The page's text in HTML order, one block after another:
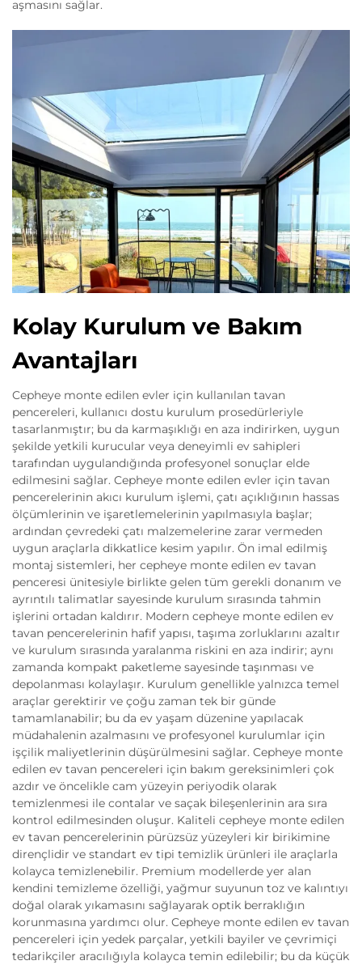
aşmasını sağlar.
Kolay Kurulum ve Bakım
Avantajları
Cepheye monte edilen evler için kullanılan tavan
pencereleri, kullanıcı dostu kurulum prosedürleriyle
tasarlanmıştır; bu da karmaşıklığı en aza indirirken, uygun
şekilde yetkili kurucular veya deneyimli ev sahipleri
tarafından uygulandığında profesyonel sonuçlar elde
edilmesini sağlar. Cepheye monte edilen evler için tavan
pencerelerinin akıcı kurulum işlemi, çatı açıklığının hassas
ölçümlerinin ve işaretlemelerinin yapılmasıyla başlar;
ardından çevredeki çatı malzemelerine zarar vermeden
uygun araçlarla dikkatlice kesim yapılır. Ön imal edilmiş
montaj sistemleri, her cepheye monte edilen ev tavan
penceresi ünitesiyle birlikte gelen tüm gerekli donanım ve
ayrıntılı talimatlar sayesinde kurulum sırasında tahmin
işlerini ortadan kaldırır. Modern cepheye monte edilen ev
tavan pencerelerinin hafif yapısı, taşıma zorluklarını azaltır
ve kurulum sırasında yaralanma riskini en aza indirir; aynı
zamanda kompakt paketleme sayesinde taşınması ve
depolanması kolaylaşır. Kurulum genellikle yalnızca temel
araçlar gerektirir ve çoğu zaman tek bir günde
tamamlanabilir; bu da ev yaşam düzenine yapılacak
müdahalenin azalmasını ve profesyonel kurulumlar için
işçilik maliyetlerinin düşürülmesini sağlar. Cepheye monte
edilen ev tavan pencereleri için bakım gereksinimleri çok
azdır ve öncelikle cam yüzeyin periyodik olarak
temizlenmesi ile contalar ve saçak bileşenlerinin ara sıra
kontrol edilmesinden oluşur. Kaliteli cepheye monte edilen
ev tavan pencerelerinin pürüzsüz yüzeyleri kir birikimine
dirençlidir ve standart ev tipi temizlik ürünleri ile araçlarla
kolayca temizlenebilir. Premium modellerde yer alan
kendini temizleme özelliği, yağmur suyunun toz ve kalıntıyı
doğal olarak yıkamasını sağlayarak optik berraklığın
korunmasına yardımcı olur. Cepheye monte edilen ev tavan
pencereleri için yedek parçalar, yetkili bayiler ve çevrimiçi
tedarikçiler aracılığıyla kolayca temin edilebilir; bu da küçük